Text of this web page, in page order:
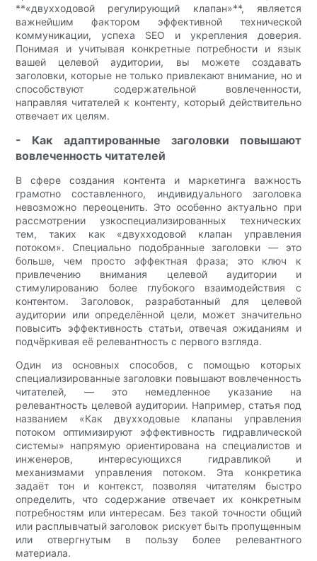
**«двухходовой регулирующий клапан»**, является
важнейшим фактором эффективной технической
коммуникации, успеха SEO и укрепления доверия.
Понимая и учитывая конкретные потребности и язык
вашей целевой аудитории, вы можете создавать
заголовки, которые не только привлекают внимание, но и
способствуют содержательной вовлеченности,
направляя читателей к контенту, который действительно
отвечает их целям.
- Как адаптированные заголовки повышают
вовлеченность читателей
В сфере создания контента и маркетинга важность
грамотно составленного, индивидуального заголовка
невозможно переоценить. Это особенно актуально при
рассмотрении узкоспециализированных технических
тем, таких как «двухходовой клапан управления
потоком». Специально подобранные заголовки — это
больше, чем просто эффектная фраза; это ключ к
привлечению внимания целевой аудитории и
стимулированию более глубокого взаимодействия с
контентом. Заголовок, разработанный для целевой
аудитории или определённой цели, может значительно
повысить эффективность статьи, отвечая ожиданиям и
подчёркивая её релевантность с первого взгляда.
Один из основных способов, с помощью которых
специализированные заголовки повышают вовлеченность
читателей, — это немедленное указание на
релевантность целевой аудитории. Например, статья под
названием «Как двухходовые клапаны управления
потоком оптимизируют эффективность гидравлической
системы» напрямую ориентирована на специалистов и
инженеров, интересующихся гидравликой и
механизмами управления потоком. Эта конкретика
задаёт тон и контекст, позволяя читателям быстро
определить, что содержание отвечает их конкретным
потребностям или интересам. Без такой точности общий
или расплывчатый заголовок рискует быть пропущенным
или отвергнутым в пользу более релевантного
материала.